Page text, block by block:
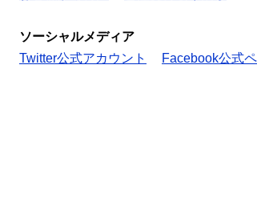
ソーシャルメディア
Twitter公式アカウント
Facebook公式